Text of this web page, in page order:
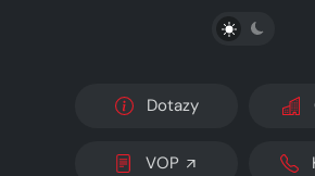
Dotazy
VOP